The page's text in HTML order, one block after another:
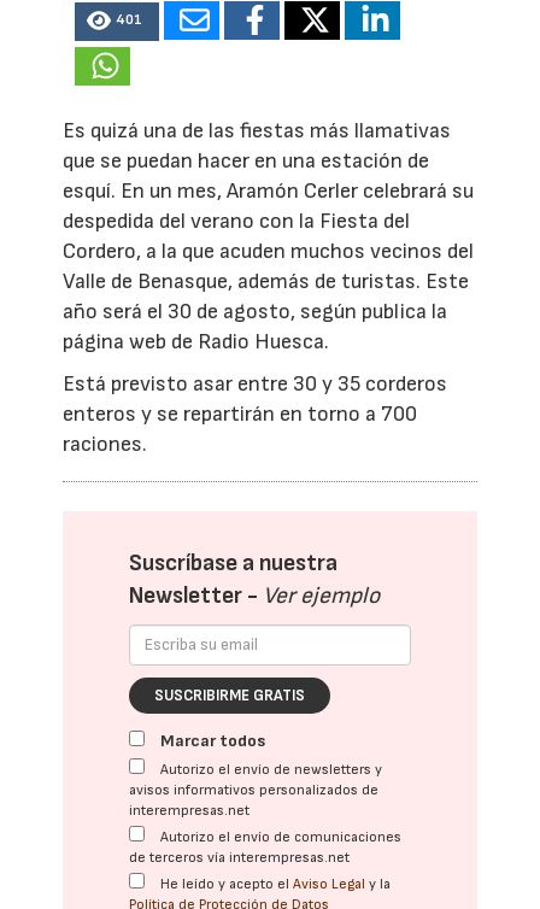
401
Es quizá una de las fiestas más llamativas
que se puedan hacer en una estación de
esquí. En un mes, Aramón Cerler celebrará su
despedida del verano con la Fiesta del
Cordero, a la que acuden muchos vecinos del
Valle de Benasque, además de turistas. Este
año será el 30 de agosto, según publica la
página web de Radio Huesca.
Está previsto asar entre 30 y 35 corderos
enteros y se repartirán en torno a 700
raciones.
Suscríbase a nuestra
Newsletter - Ver ejemplo
SUSCRIBIRME GRATIS
Marcar todos
Autorizo el envío de newsletters y
avisos informativos personalizados de
interempresas.net
Autorizo el envío de comunicaciones
de terceros vía interempresas.net
He leído y acepto elAviso Legal y la
Política de Protección de Datos